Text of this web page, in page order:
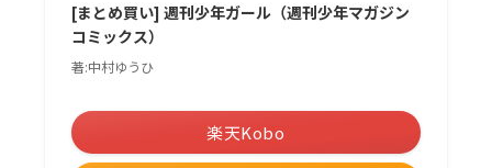
[まとめ買い] 週刊少年ガール（週刊少年マガジン
コミックス）
著:中村ゆうひ
楽天Kobo